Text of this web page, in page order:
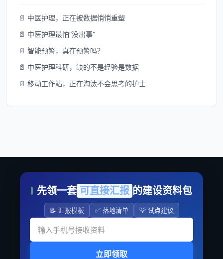
📄 中医护理，正在被数据悄悄重塑
📄 中医护理最怕“没出事”
📄 智能预警，真在预警吗？
📄 中医护理科研，缺的不是经验是数据
📄 移动工作站，正在淘汰不会思考的护士
先领一套 可直接汇报 的建设资料包
📝 汇报模板 ✅ 落地清单 💡 试点建议
立即领取